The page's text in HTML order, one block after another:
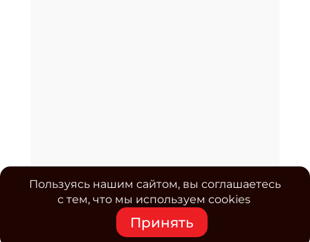
Пользуясь нашим сайтом, вы соглашаетесь
с тем, что мы используем cookies
Принять